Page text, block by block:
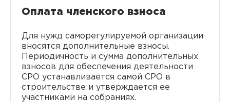
Оплата членского взноса
Для нужд саморегулируемой организации
вносятся дополнительные взносы.
Периодичность и сумма дополнительных
взносов для обеспечения деятельности
СРО устанавливается самой СРО в
строительстве и утверждается ее
участниками на собраниях.